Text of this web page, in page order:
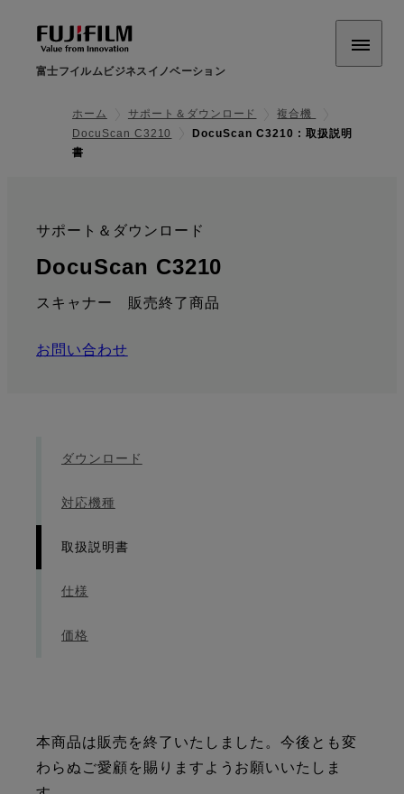
富士フイルムビジネスイノベーション
ホーム サポート＆ダウンロード
複合機
DocuScan C3210
DocuScan C3210 : 取扱説明
書
サポート＆ダウンロード
:
DocuScan C3210
スキャナー 販売終了商品
お問い合わせ
ダウンロード
対応機種
取扱説明書
仕様
価格
本商品は販売を終了いたしました。今後とも変
わらぬご愛顧を賜りますようお願いいたしま